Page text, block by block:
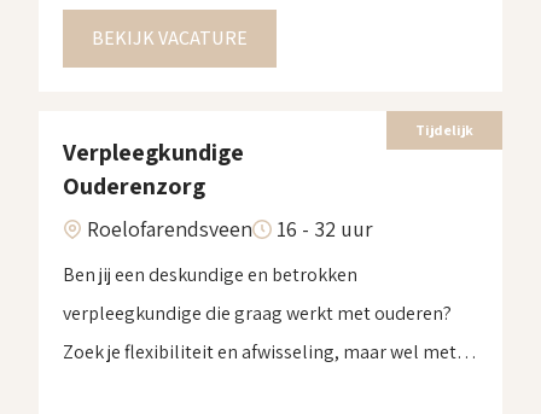
zoek naar jou! Wat ga je doen?Als Helpende Plus
ondersteun je cliënten in de ouderenzorg bij hun
BEKIJK VACATURE
Tijdelijk
Verpleegkundige
Ouderenzorg
Roelofarendsveen 16 - 32 uur
Ben jij een deskundige en betrokken
verpleegkundige die graag werkt met ouderen?
Zoek je flexibiliteit en afwisseling, maar wel met